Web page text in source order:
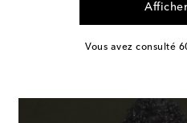
Vous avez consulté